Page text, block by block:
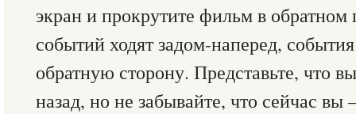
экран и прокрутите фильм в обратном
событий ходят задом-наперед,
обратную сторону. Представьте, что
назад, но не забывайте, что сейчас